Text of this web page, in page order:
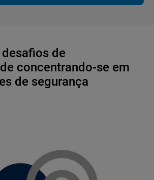
de
concentrando-se em
de segurança